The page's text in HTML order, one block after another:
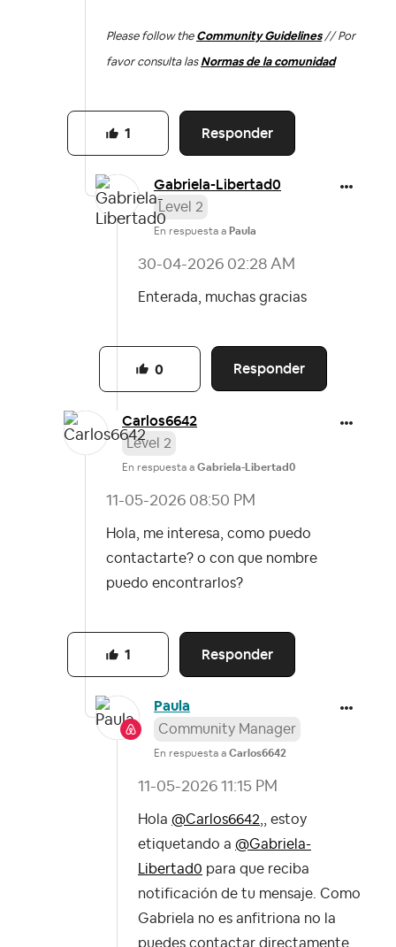
Please follow the Community Guidelines// Por
favor consulta las Normas de la comunidad
Responder
1
Gabriela-Libertad0
Level 2
En respuesta a Paula
‎30-04-2026 02:28 AM
Enterada, muchas gracias
Responder
0
Carlos6642
Level 2
En respuesta a Gabriela-Libertad0
‎11-05-2026 08:50 PM
Hola, me interesa, como puedo
contactarte? o con que nombre
puedo encontrarlos?
Responder
1
Paula
Community Manager
En respuesta a Carlos6642
‎11-05-2026 11:15 PM
Hola @Carlos6642 ,, estoy
etiquetando a @Gabriela-
Libertad0 para que reciba
notificación de tu mensaje. Como
Gabriela no es anfitriona no la
puedes contactar directamente